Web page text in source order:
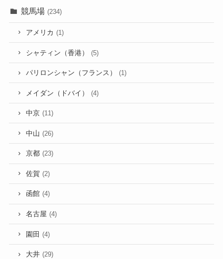
競馬場 (234)
アメリカ (1)
シャティン（香港） (5)
パリロンシャン（フランス） (1)
メイダン（ドバイ） (4)
中京 (11)
中山 (26)
京都 (23)
佐賀 (2)
函館 (4)
名古屋 (4)
園田 (4)
大井 (29)